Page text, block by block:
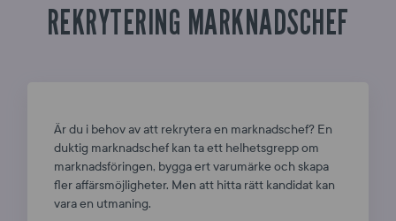
REKRYTERING MARKNADSCHEF
Är du i behov av att rekrytera en marknadschef? En
duktig marknadschef kan ta ett helhetsgrepp om
marknadsföringen, bygga ert varumärke och skapa
fler affärsmöjligheter. Men att hitta rätt kandidat kan
vara en utmaning.